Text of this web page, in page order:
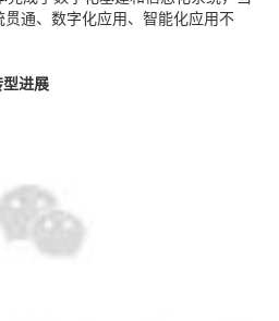
通、数字化应用、智能化应用不
进展